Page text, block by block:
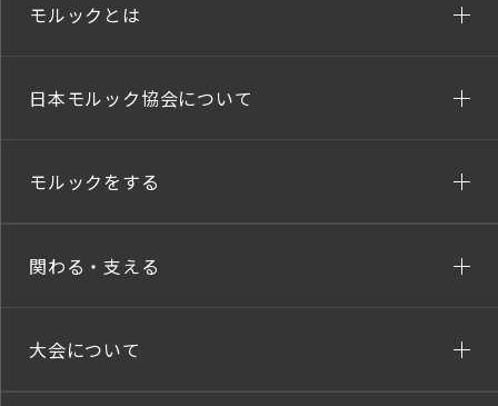
モルックとは
日本モルック協会について
モルックをする
関わる・支える
大会について